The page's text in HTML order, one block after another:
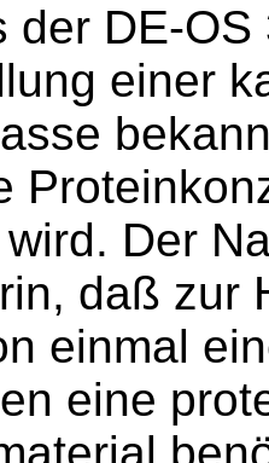
der DE-
einer
Der
daß zur
einmal
eine